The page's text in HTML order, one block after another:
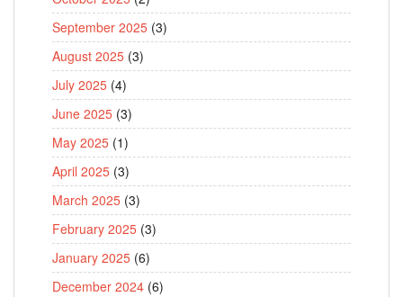
September 2025 (3)
August 2025 (3)
July 2025 (4)
June 2025 (3)
May 2025 (1)
April 2025 (3)
March 2025 (3)
February 2025 (3)
January 2025 (6)
December 2024 (6)